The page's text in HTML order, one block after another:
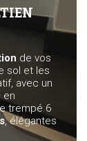
de vos
sol et les
avec un
en
trempé 6
, élégantes